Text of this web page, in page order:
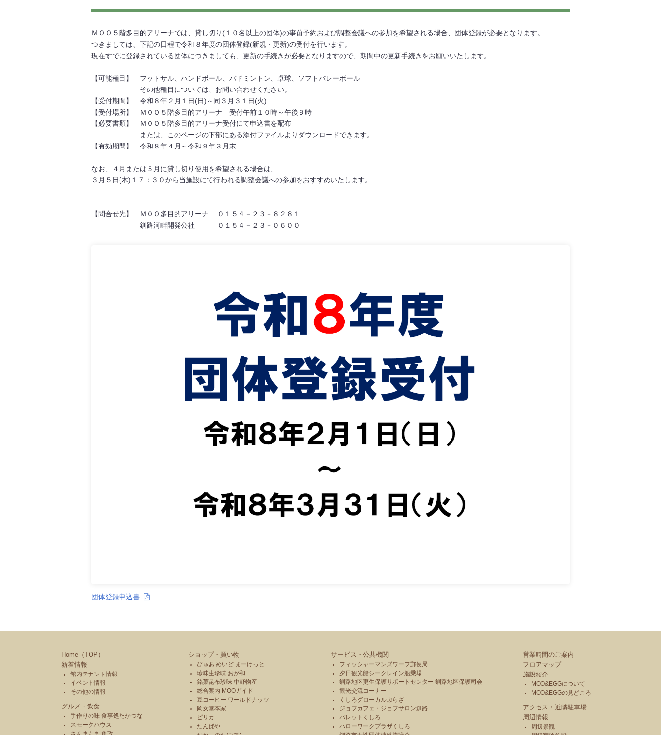
ＭＯＯ５階多目的アリーナでは、貸し切り(１０名以上の団体)の事前予約および調整会議への参加を希望される場合、団体登録が必要となります。
つきましては、下記の日程で令和８年度の団体登録(新規・更新)の受付を行います。
現在すでに登録されている団体につきましても、更新の手続きが必要となりますので、期間中の更新手続きをお願いいたします。
【可能種目】 フットサル、ハンドボール、バドミントン、卓球、ソフトバレーボール
その他種目については、お問い合わせください。
【受付期間】 令和８年２月１日(日)～同３月３１日(火)
【受付場所】 ＭＯＯ５階多目的アリーナ 受付午前１０時～午後９時
【必要書類】 ＭＯＯ５階多目的アリーナ受付にて申込書を配布
または、このページの下部にある添付ファイルよりダウンロードできます。
【有効期間】 令和８年４月～令和９年３月末
なお、４月または５月に貸し切り使用を希望される場合は、
３月５日(木)１７：３０から当施設にて行われる調整会議への参加をおすすめいたします。
【問合せ先】 ＭＯＯ多目的アリーナ ０１５４－２３－８２８１
釧路河畔開発公社 ０１５４－２３－０６００
団体登録申込書
Home（TOP）
新着情報
館内テナント情報
イベント情報
その他の情報
グルメ・飲食
手作りの味 食事処たかつな
スモークハウス
さんまんま 魚政
ショップ・買い物
ぴゅあ めいど まーけっと
珍味生珍味 おが和
銘菓昆布珍味 中野物産
総合案内 MOOガイド
豆コーヒー ワールドナッツ
岡女堂本家
ピリカ
たんばや
サービス・公共機関
フィッシャーマンズワーフ郵便局
夕日観光船シークレイン船乗場
釧路地区更生保護サポートセンター 釧路地区保護司会
観光交流コーナー
くしろグローカルぷらざ
ジョブカフェ・ジョブサロン釧路
パレットくしろ
ハローワークプラザくしろ
営業時間のご案内
フロアマップ
施設紹介
MOO&EGGについて
MOO&EGGの見どころ
アクセス・近隣駐車場
周辺情報
周辺景観